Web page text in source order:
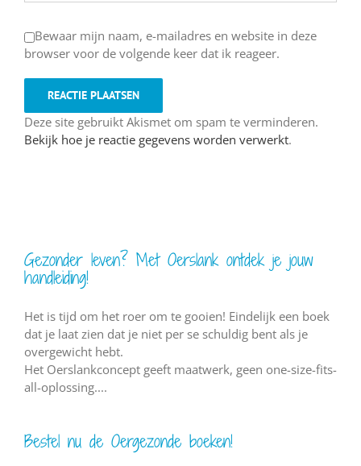
Bewaar mijn naam, e-mailadres en website in deze
browser voor de volgende keer dat ik reageer.
Deze site gebruikt Akismet om spam te verminderen.
Bekijk hoe je reactie gegevens worden verwerkt.
Gezonder leven? Met Oerslank ontdek je jouw
handleiding!
Het is tijd om het roer om te gooien! Eindelijk een boek
dat je laat zien dat je niet per se schuldig bent als je
overgewicht hebt.
Het Oerslankconcept geeft maatwerk, geen one-size-fits-
all-oplossing....
Bestel nu de Oergezonde boeken!